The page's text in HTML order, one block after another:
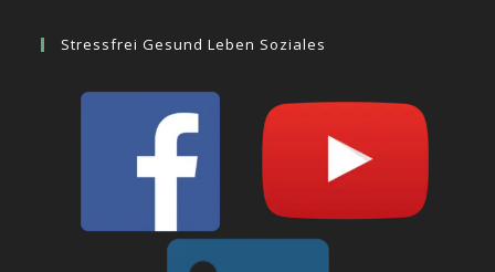
Stressfrei Gesund Leben Soziales